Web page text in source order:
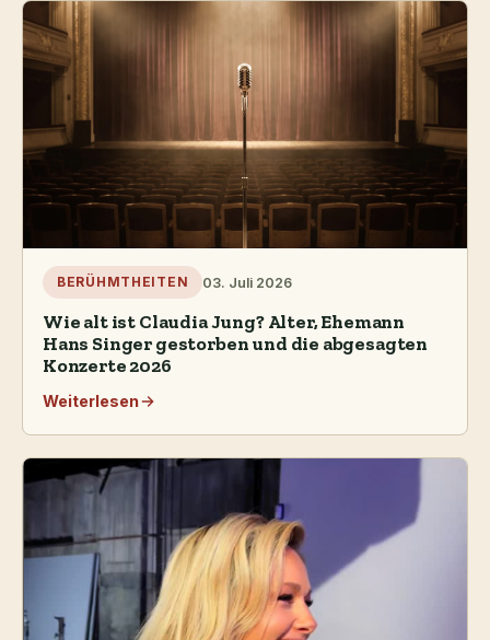
BERÜHMTHEITEN 03. Juli 2026
Wie alt ist Claudia Jung? Alter, Ehemann
Hans Singer gestorben und die abgesagten
Konzerte 2026
Weiterlesen